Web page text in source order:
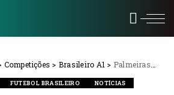
Competições > Brasileiro A1 > Palmeiras vence Flamengo, engata 4° vitória seguida no Brasileirão e dorme na liderança
FUTEBOL BRASILEIRO NOTÍCIAS